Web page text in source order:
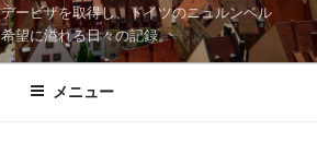
ービザを取得し、ドイツのニュルンベル
望に溢れる日々の記録。
メニュー